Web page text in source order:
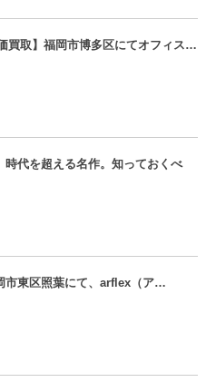
買取】福岡市博多区にてオフィス…
時代を超える名作。知っておくべ
市東区照葉にて、arflex（ア…